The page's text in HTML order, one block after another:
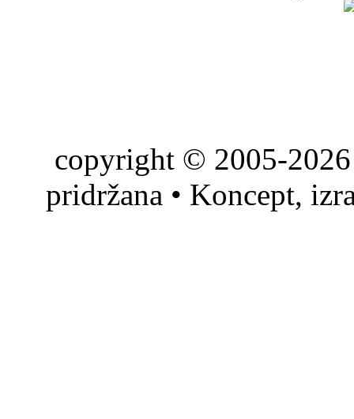
copyright © 2005-
pridržana • Koncept,